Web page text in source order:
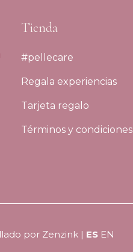
Tienda
#pellecare
Regala experiencias
Tarjeta regalo
Términos y condiciones
por Zenzink | ES EN